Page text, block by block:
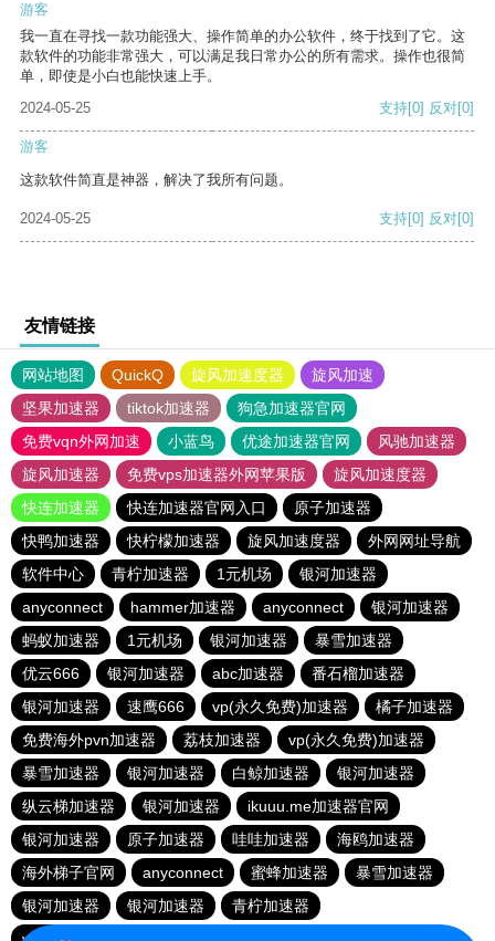
游客
我一直在寻找一款功能强大、操作简单的办公软件，终于找到了它。这
款软件的功能非常强大，可以满足我日常办公的所有需求。操作也很简
单，即使是小白也能快速上手。
2024-05-25
支持[0] 反对[0]
游客
这款软件简直是神器，解决了我所有问题。
2024-05-25 支持[0] 反对[0]
友情链接
网站地图 QuickQ 旋风加速度器
旋风加速
坚果加速器
tiktok加速器
狗急加速器官网
免费vqn外网加速
小蓝鸟 优途加速器官网
风驰加速器
旋风加速器
免费vps加速器外网苹果版
旋风加速度器
快连加速器
快连加速器官网入口
原子加速器
快鸭加速器
快柠檬加速器 旋风加速度器
外网网址导航
软件中心
青柠加速器 1元机场
银河加速器
anyconnect
hammer加速器 anyconnect
银河加速器
蚂蚁加速器
1元机场 银河加速器
暴雪加速器
优云666
银河加速器 abc加速器
番石榴加速器
银河加速器
速鹰666 vp(永久免费)加速器
橘子加速器
免费海外pvn加速器
荔枝加速器
vp(永久免费)加速器
暴雪加速器
银河加速器 白鲸加速器
银河加速器
纵云梯加速器
银河加速器
ikuuu.me加速器官网
银河加速器
原子加速器 哇哇加速器
海鸥加速器
海外梯子官网
anyconnect 蜜蜂加速器
暴雪加速器
银河加速器
银河加速器
青柠加速器